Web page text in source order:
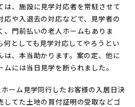
は、施設に見学対応者を常駐させて
応や入退去の対応などで、見学者の
、門前払いの老人ホームもありま
何としても見学対応してやろうとい
は、本当助かります。案の定、他に
には当日見学を断られました。
ーム見学同行したお客様の入居日決
してた土地の買付証明の受取などゴ